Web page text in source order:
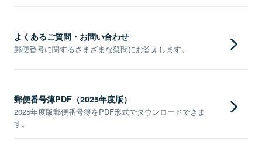
よくあるご質問・お問い合わせ
郵便番号に関するさまざまな疑問にお答えします。
郵便番号簿PDF（2025年度版）
2025年度版郵便番号簿をPDF形式でダウンロードできま
す。